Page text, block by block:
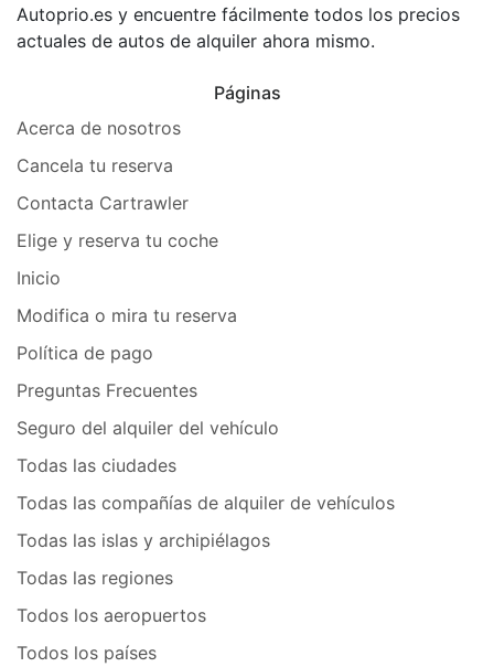
Autoprio.es y encuentre fácilmente todos los precios
actuales de autos de alquiler ahora mismo.
Páginas
Acerca de nosotros
Cancela tu reserva
Contacta Cartrawler
Elige y reserva tu coche
Inicio
Modifica o mira tu reserva
Política de pago
Preguntas Frecuentes
Seguro del alquiler del vehículo
Todas las ciudades
Todas las compañías de alquiler de vehículos
Todas las islas y archipiélagos
Todas las regiones
Todos los aeropuertos
Todos los países